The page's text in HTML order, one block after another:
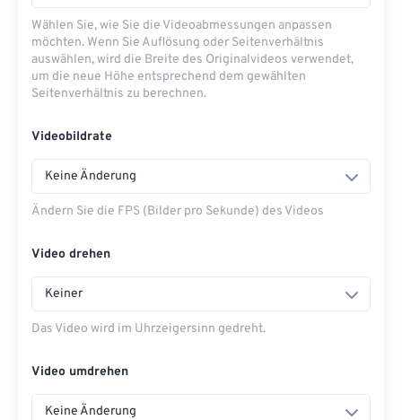
Wählen Sie, wie Sie die Videoabmessungen anpassen
möchten. Wenn Sie Auflösung oder Seitenverhältnis
auswählen, wird die Breite des Originalvideos verwendet,
um die neue Höhe entsprechend dem gewählten
Seitenverhältnis zu berechnen.
Videobildrate
Keine Änderung
Ändern Sie die FPS (Bilder pro Sekunde) des Videos
Video drehen
Keiner
Das Video wird im Uhrzeigersinn gedreht.
Video umdrehen
Keine Änderung